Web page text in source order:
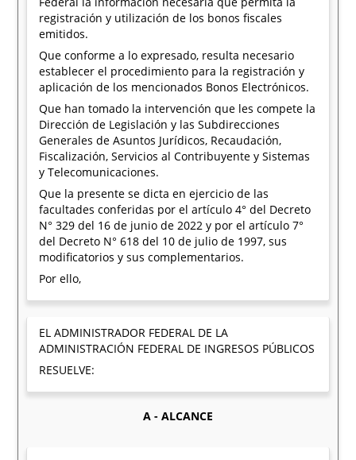
registración y utilización de los bonos fiscales
emitidos.
Que conforme a lo expresado, resulta necesario
establecer el procedimiento para la registración y
aplicación de los mencionados Bonos Electrónicos.
Que han tomado la intervención que les compete la
Dirección de Legislación y las Subdirecciones
Generales de Asuntos Jurídicos, Recaudación,
Fiscalización, Servicios al Contribuyente y Sistemas
y Telecomunicaciones.
Que la presente se dicta en ejercicio de las
facultades conferidas por el artículo 4° del Decreto
N° 329 del 16 de junio de 2022 y por el artículo 7°
del Decreto N° 618 del 10 de julio de 1997, sus
modificatorios y sus complementarios.
Por ello,
EL ADMINISTRADOR FEDERAL DE LA
ADMINISTRACIÓN FEDERAL DE INGRESOS PÚBLICOS
RESUELVE:
A - ALCANCE